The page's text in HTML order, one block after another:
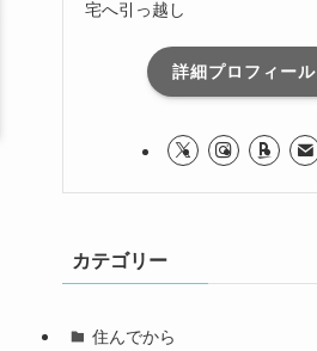
宅へ引っ越し
詳細プロフィール
カテゴリー
住んでから